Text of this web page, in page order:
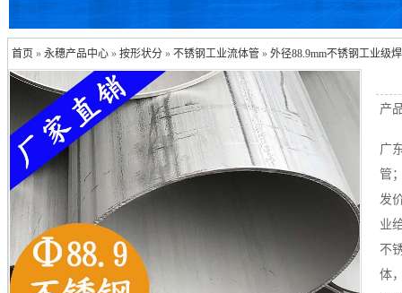
首页 »永穗产品中心 »按形状分 »不锈钢工业流体管 »外径88.9mm不锈钢工业级
产
广
管
发
业
不
体